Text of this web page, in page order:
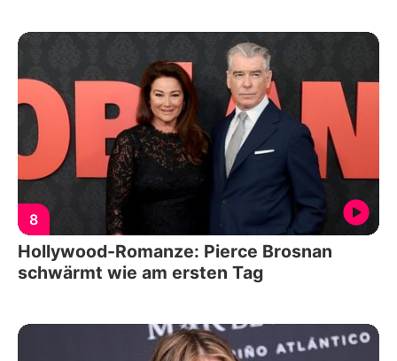
8
Hollywood-Romanze: Pierce Brosnan
schwärmt wie am ersten Tag